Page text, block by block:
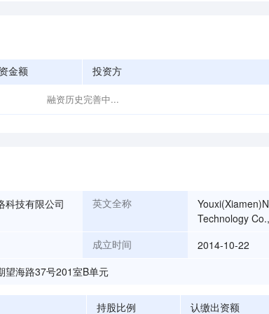
金额 投资方
融资历史完善中...
科技有限公司 英文全称
Technology
成立时间 2014-10-22
望海路37号201室B单元
持股比例 认缴出资额